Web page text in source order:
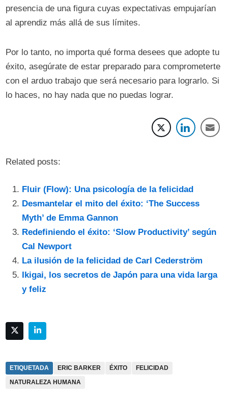
presencia de una figura cuyas expectativas empujarían
al aprendiz más allá de sus límites.
Por lo tanto, no importa qué forma desees que adopte tu
éxito, asegúrate de estar preparado para comprometerte
con el arduo trabajo que será necesario para lograrlo. Si
lo haces, no hay nada que no puedas lograr.
Related posts:
Fluir (Flow): Una psicología de la felicidad
Desmantelar el mito del éxito: ‘The Success
Myth’ de Emma Gannon
Redefiniendo el éxito: ‘Slow Productivity’ según
Cal Newport
La ilusión de la felicidad de Carl Cederström
Ikigai, los secretos de Japón para una vida larga
y feliz
ETIQUETADA ERIC BARKER ÉXITO
FELICIDAD
NATURALEZA HUMANA